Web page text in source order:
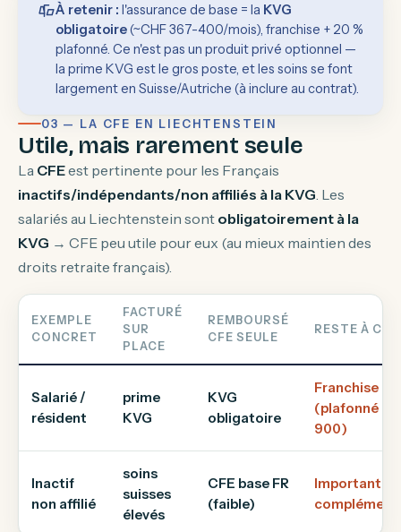
À retenir : l'assurance de base = la KVG
obligatoire(~CHF 367-400/mois), franchise + 20 %
plafonné. Ce n'est pas un produit privé optionnel —
la prime KVG est le gros poste, et les soins se font
largement en Suisse/Autriche (à inclure au contrat).
03 — LA CFE EN LIECHTENSTEIN
Utile, mais rarement seule
La CFEest pertinente pour les Français
inactifs/indépendants/non affiliés à la KVG. Les
salariés au Liechtenstein sont obligatoirement à la
KVG → CFE peu utile pour eux (au mieux maintien des
droits retraite français).
EXEMPLE
CONCRET
FACTURÉ
SUR
PLACE
REMBOURSÉ
CFE SEULE
RESTE À
Salarié /
résident
prime
KVG
KVG
obligatoire
Franchise +
(plafonné
900)
Inactif
non affilié
soins
suisses
élevés
CFE base FR
(faible)
Important →